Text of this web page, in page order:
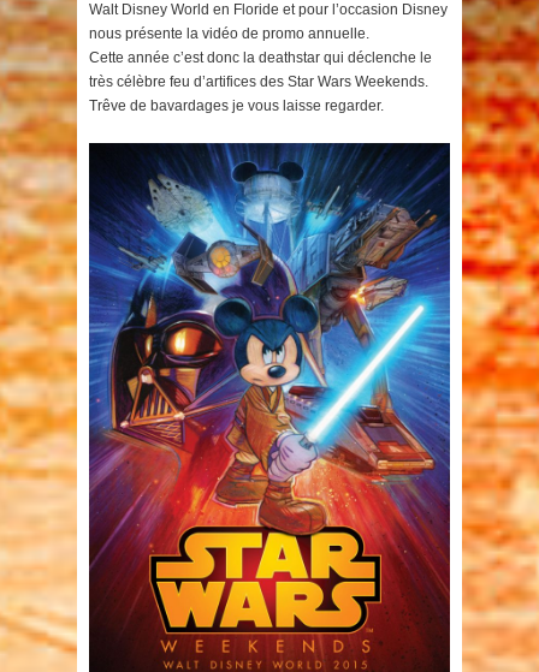
Walt Disney World en Floride et pour l’occasion Disney
nous présente la vidéo de promo annuelle.
Cette année c’est donc la deathstar qui déclenche le
très célèbre feu d’artifices des Star Wars Weekends.
Trêve de bavardages je vous laisse regarder.